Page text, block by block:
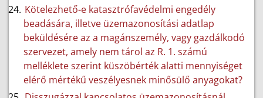
Kötelezhető-e katasztrófavédelmi engedély
beadására, illetve üzemazonosítási adatlap
beküldésére az a magánszemély, vagy gazdálkodó
szervezet, amely nem tárol az R. 1. számú
melléklete szerint küszöbérték alatti mennyiséget
elérő mértékű veszélyesnek minősülő anyagokat?